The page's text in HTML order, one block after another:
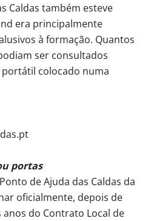
Caldas também esteve
era principalmente
à formação. Quantos
ser consultados
colocado numa
portas
de Ajuda das Caldas da
oficialmente, depois de
do Contrato Local de